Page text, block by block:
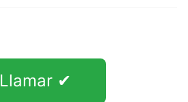
Llamar ✔